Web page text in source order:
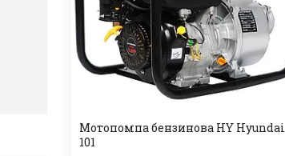
Мотопомпа бензинова HY Hyundai
101